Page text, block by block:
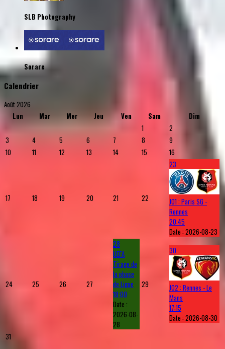
SLB Photography
Sorare
Calendrier
Août 2026
Lun
Mar Mer Jeu Ven Sam
Dim
1
2
3
4 5 6 7 8
9
10
11 12 13 14 15 16
17 18 19 20 21 22
23
J01 : Paris SG -
Rennes
20:45
Date :2026-08-23
24 25 26 27
28
UEFA
Tirage de
la phase
de Ligue
18:00
Date :
2026-08-
28
29
30
J02 : Rennes - Le
Mans
17:15
Date :2026-08-30
31